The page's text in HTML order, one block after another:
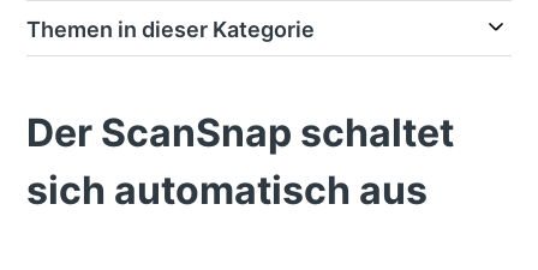
Themen in dieser Kategorie
Der ScanSnap schaltet
sich automatisch aus